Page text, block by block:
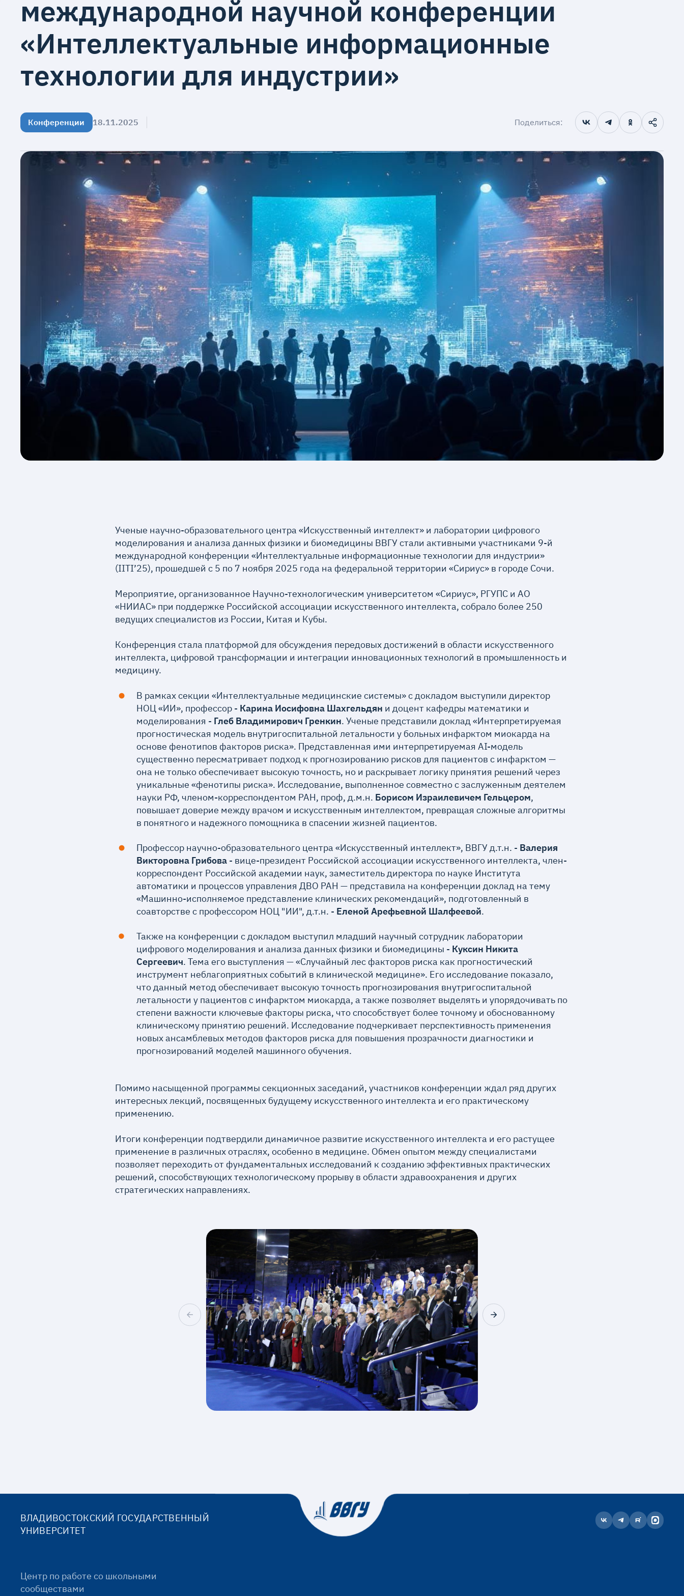
международной научной конференции
«Интеллектуальные информационные
технологии для индустрии»
Конференции 18.11.2025 Поделиться:
Ученые научно-образовательного центра «Искусственный интеллект» и лаборатории цифрового
моделирования и анализа данных физики и биомедицины ВВГУ стали активными участниками 9-й
международной конференции «Интеллектуальные информационные технологии для индустрии»
(IITI’25), прошедшей с 5 по 7 ноября 2025 года на федеральной территории «Сириус» в городе Сочи.
Мероприятие, организованное Научно-технологическим университетом «Сириус», РГУПС и АО
«НИИАС» при поддержке Российской ассоциации искусственного интеллекта, собрало более 250
ведущих специалистов из России, Китая и Кубы.
Конференция стала платформой для обсуждения передовых достижений в области искусственного
интеллекта, цифровой трансформации и интеграции инновационных технологий в промышленность и
медицину.
В рамках секции «Интеллектуальные медицинские системы» с докладом выступили директор
НОЦ «ИИ», профессор - Карина Иосифовна Шахгельдян и доцент кафедры математики и
моделирования - Глеб Владимирович Гренкин. Ученые представили доклад «Интерпретируемая
прогностическая модель внутригоспитальной летальности у больных инфарктом миокарда на
основе фенотипов факторов риска». Представленная ими интерпретируемая AI-модель
существенно пересматривает подход к прогнозированию рисков для пациентов с инфарктом —
она не только обеспечивает высокую точность, но и раскрывает логику принятия решений через
уникальные «фенотипы риска». Исследование, выполненное совместно с заслуженным деятелем
науки РФ, членом-корреспондентом РАН, проф, д.м.н. Борисом Израилевичем Гельцером,
повышает доверие между врачом и искусственным интеллектом, превращая сложные алгоритмы
в понятного и надежного помощника в спасении жизней пациентов.
Профессор научно-образовательного центра «Искусственный интеллект», ВВГУ д.т.н. - Валерия
Викторовна Грибова- вице-президент Российской ассоциации искусственного интеллекта, член-
корреспондент Российской академии наук, заместитель директора по науке Института
автоматики и процессов управления ДВО РАН — представила на конференции доклад на тему
«Машинно-исполняемое представление клинических рекомендаций», подготовленный в
соавторстве с профессором НОЦ "ИИ", д.т.н. - Еленой Арефьевной Шалфеевой.
Также на конференции с докладом выступил младший научный сотрудник лаборатории
цифрового моделирования и анализа данных физики и биомедицины - Куксин Никита
Сергеевич. Тема его выступления — «Случайный лес факторов риска как прогностический
инструмент неблагоприятных событий в клинической медицине». Его исследование показало,
что данный метод обеспечивает высокую точность прогнозирования внутригоспитальной
летальности у пациентов с инфарктом миокарда, а также позволяет выделять и упорядочивать по
степени важности ключевые факторы риска, что способствует более точному и обоснованному
клиническому принятию решений. Исследование подчеркивает перспективность применения
новых ансамблевых методов факторов риска для повышения прозрачности диагностики и
прогнозирований моделей машинного обучения.
Помимо насыщенной программы секционных заседаний, участников конференции ждал ряд других
интересных лекций, посвященных будущему искусственного интеллекта и его практическому
применению.
Итоги конференции подтвердили динамичное развитие искусственного интеллекта и его растущее
применение в различных отраслях, особенно в медицине. Обмен опытом между специалистами
позволяет переходить от фундаментальных исследований к созданию эффективных практических
решений, способствующих технологическому прорыву в области здравоохранения и других
стратегических направлениях.
ВЛАДИВОСТОКСКИЙ ГОСУДАРСТВЕННЫЙ
УНИВЕРСИТЕТ
Центр по работе со школьными
сообществами